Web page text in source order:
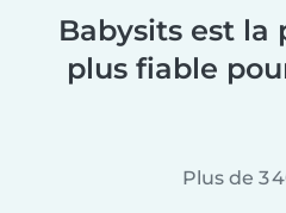
Babysits est la
plus fiable
Plus de 3